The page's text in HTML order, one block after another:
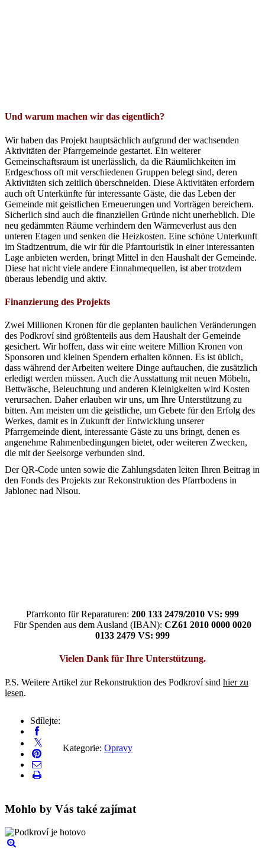
Und warum machen wir das eigentlich?
Wir haben das Projekt hauptsächlich aufgrund der wachsenden
Aktivitäten der Pfarrgemeinde gestartet. Ein weiterer
Gemeinschaftsraum ist unerlässlich, da die Räumlichkeiten im
Erdgeschoss oft mit verschiedenen Gruppen belegt sind, deren
Aktivitäten sich zeitlich überschneiden. Diese Aktivitäten erfordern
auch oft Unterkünfte für interessante Gäste, die das Leben der
Gemeinde mit geistlichen Erneuerungen und Vorträgen bereichern.
Sicherlich sind auch die finanziellen Gründe nicht unerheblich. Die
neu gedämmten Räume verhindern den Wärmeverlust aus den
unteren Etagen und senken die Heizkosten. Eine schöne Unterkunft
im Stadtzentrum, die wir für die Pfarrtouristik in einer interessanten
Lage anbieten werden, bringt Mittel in den Haushalt der Gemeinde.
Diese hat nicht viele andere Einnahmequellen, ist aber trotzdem
überaus lebendig und aktiv.
Finanzierung des Projekts
Zwei Millionen Kronen für die geplanten baulichen Veränderungen
des Podkroví sind größtenteils aus dem Haushalt der Gemeinde
gesichert. Wir hoffen, dass wir eine weitere Million Kronen von
Sponsoren und kleinen Spendern erhalten können. Es ist üblich,
dass während der Arbeiten weitere Dinge auftauchen, die zusätzlich
erledigt werden müssen. Auch die Ausstattung mit neuen Möbeln,
Bettwäsche, Beleuchtung und anderen Kleinigkeiten wird Kosten
verursachen. Daher erlauben wir uns, um Ihre Unterstützung zu
bitten. Am meisten um die geistliche, um Gebete für den Erfolg des
Werkes, damit es in Zukunft der Entwicklung unserer
Pfarrgemeinde dient, interessante Gäste zu uns bringt, denen es
angenehme Rahmenbedingungen bietet, oder weiteren Zwecken,
die mit der Seelsorge verbunden sind.
Der QR-Code unten sowie die Zahlungsdaten leiten Ihren Beitrag in
den Fonds des Projekts zur Rekonstruktion des Pfarrbodens in
Jablonec nad Nisou.
Pfarrkonto für Reparaturen: 200 133 2479/2010 VS: 999
Für Spenden aus dem Ausland (IBAN): CZ61 2010 0000 0020
0133 2479 VS: 999
Vielen Dank für Ihre Unterstützung.
P.S. Weitere Artikel zur Rekonstruktion des Podkroví sind hier zu
lesen.
Sdílejte:
Kategorie: Opravy
Mohlo by Vás také zajímat